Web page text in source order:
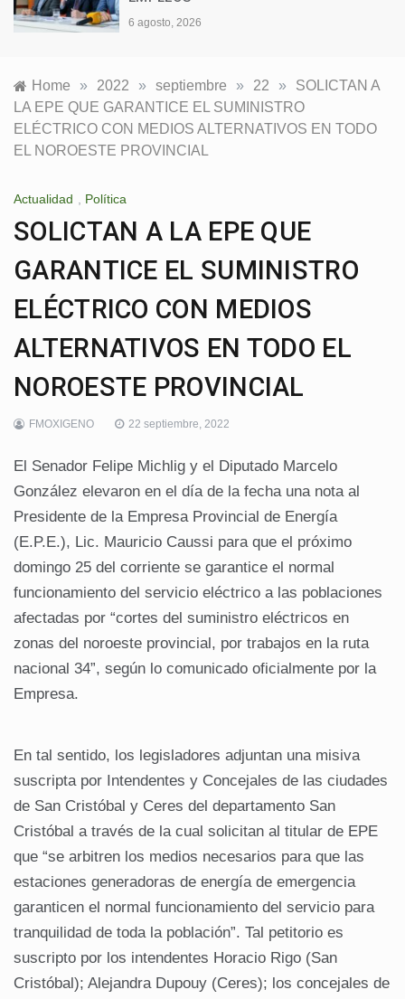
Home » 2022 » septiembre » 22 »
SOLICTAN A
LA EPE QUE GARANTICE EL SUMINISTRO
ELÉCTRICO CON MEDIOS ALTERNATIVOS EN TODO
EL NOROESTE PROVINCIAL
Actualidad , Política
SOLICTAN A LA EPE QUE
GARANTICE EL SUMINISTRO
ELÉCTRICO CON MEDIOS
ALTERNATIVOS EN TODO EL
NOROESTE PROVINCIAL
FMOXIGENO 22 septiembre, 2022
El Senador Felipe Michlig y el Diputado Marcelo
González elevaron en el día de la fecha una nota al
Presidente de la Empresa Provincial de Energía
(E.P.E.), Lic. Mauricio Caussi para que el próximo
domingo 25 del corriente se garantice el normal
funcionamiento del servicio eléctrico a las poblaciones
afectadas por “cortes del suministro eléctricos en
zonas del noroeste provincial, por trabajos en la ruta
nacional 34”, según lo comunicado oficialmente por la
Empresa.
En tal sentido, los legisladores adjuntan una misiva
suscripta por Intendentes y Concejales de las ciudades
de San Cristóbal y Ceres del departamento San
Cristóbal a través de la cual solicitan al titular de EPE
que “se arbitren los medios necesarios para que las
estaciones generadoras de energía de emergencia
garanticen el normal funcionamiento del servicio para
tranquilidad de toda la población”. Tal petitorio es
suscripto por los intendentes Horacio Rigo (San
Cristóbal); Alejandra Dupouy (Ceres); los concejales de